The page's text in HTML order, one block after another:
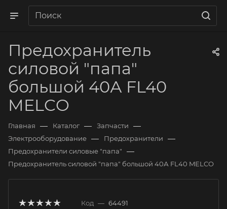
Предохранитель
силовой "папа"
большой 40А FL40
MELCO
Главная — Каталог — Запчасти —
Электрооборудование — Предохранители —
Предохранители силовые "папа" —
Предохранитель силовой "папа" большой 40А FL40 MELCO
Код — 64491